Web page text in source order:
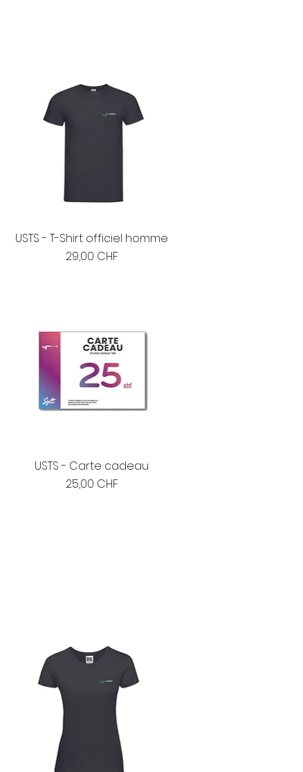
USTS - T-Shirt officiel homme
Prix
29,00 CHF
USTS - Carte cadeau
Prix
25,00 CHF